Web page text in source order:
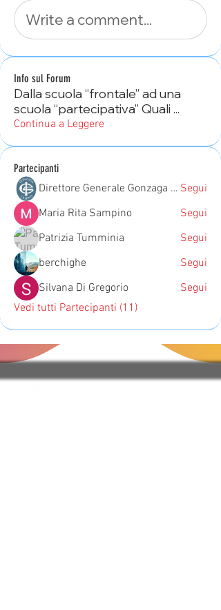
Write a comment...
Info sul Forum
Dalla scuola “frontale” ad una
scuola “partecipativa” Quali ...
Continua a Leggere
Partecipanti
Direttore Generale Gonzaga Campus Segui
Maria Rita Sampino
Segui
Patrizia Tumminia
Segui
berchighe
Segui
Silvana Di Gregorio
Segui
Vedi tutti Partecipanti (11)